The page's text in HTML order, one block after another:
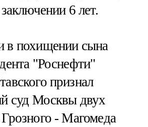
6 лет.
в похищении сына
"Роснефти"
признал
суд Москвы двух
- Магомеда